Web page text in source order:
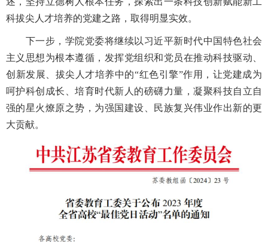
科拔尖人才培养的党建之路，取得明显实效。
下一步，学院党委将继续以习近平新时代中国特色社会
主义思想为根本遵循，发挥党组织和党员在推动科技驱动、
创新发展、拔尖人才培养中的“红色引擎”作用，让党建成为
呵护科创成长、培育时代新人的磅礴力量，凝聚科技自立自
强的星火燎原之势，为强国建设、民族复兴伟业作出新的更
大贡献。